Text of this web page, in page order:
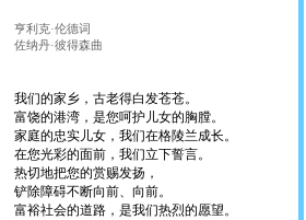
亨利克·伦德词
佐纳丹·彼得森曲
我们的家乡，古老得白发苍苍。
富饶的港湾，是您呵护儿女的胸膛。
家庭的忠实儿女，我们在格陵兰成长。
在您光彩的面前，我们立下誓言。
热切地把您的赏赐发扬，
铲除障碍不断向前、向前。
富裕社会的道路，是我们热烈的愿望。